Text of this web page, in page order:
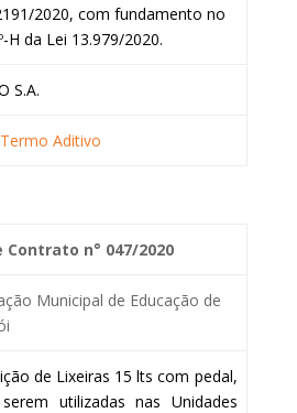
2020, com fundamento no
H da Lei 13.979/2020.
S.A.
Termo Aditivo
Contrato n° 047/2020
Municipal de Educação de
de Lixeiras 15 lts com pedal,
utilizadas nas Unidades